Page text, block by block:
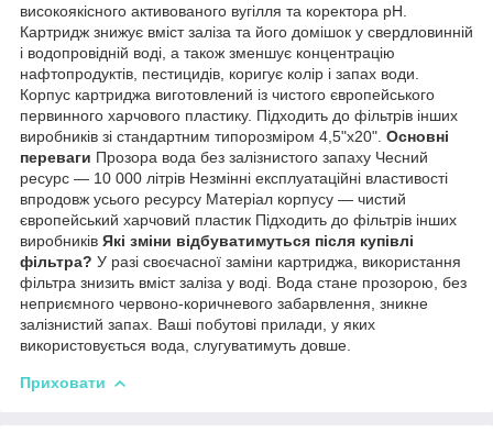
високоякісного активованого вугілля та коректора pH.
Картридж знижує вміст заліза та його домішок у свердловинній
і водопровідній воді, а також зменшує концентрацію
нафтопродуктів, пестицидів, коригує колір і запах води.
Корпус картриджа виготовлений із чистого європейського
первинного харчового пластику. Підходить до фільтрів інших
виробників зі стандартним типорозміром 4,5"х20". Основні
переваги Прозора вода без залізнистого запаху Чесний
ресурс — 10 000 літрів Незмінні експлуатаційні властивості
впродовж усього ресурсу Матеріал корпусу — чистий
європейський харчовий пластик Підходить до фільтрів інших
виробників Які зміни відбуватимуться після купівлі
фільтра? У разі своєчасної заміни картриджа, використання
фільтра знизить вміст заліза у воді. Вода стане прозорою, без
неприємного червоно-коричневого забарвлення, зникне
залізнистий запах. Ваші побутові прилади, у яких
використовується вода, слугуватимуть довше.
Приховати